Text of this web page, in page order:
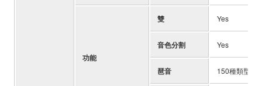
功能
雙 Yes
音色分割 Yes
琶音 150種類型